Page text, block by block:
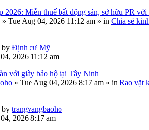
2026: Miễn thuế bất động sản, sở hữu PR
» Tue Aug 04, 2026 11:12 am » in Chia sẻ
by Định cư Mỹ
2026 11:12 am
với giày bảo hộ tại Tây Ninh
» Tue Aug 04, 2026 8:17 am » in Rao vặt
by trangvangbaoho
2026 8:17 am